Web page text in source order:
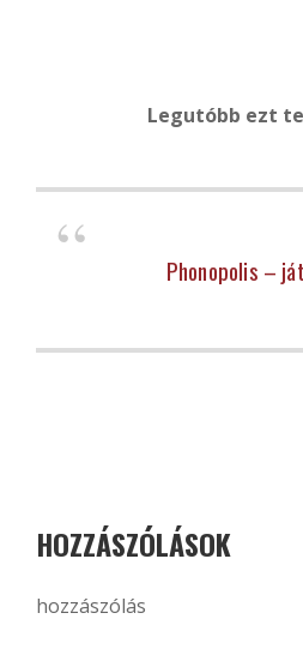
Legutóbb ezt
Phonopolis –
HOZZÁSZÓLÁSOK
hozzászólás